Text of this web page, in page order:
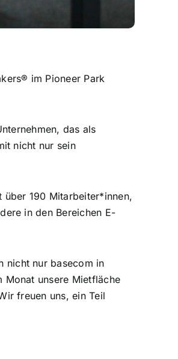
im Pioneer Park
das als
nicht nur sein
über 190 Mitarbeiter*innen,
in den Bereichen E-
nicht nur basecom in
Monat unsere Mietfläche
freuen uns, ein Teil